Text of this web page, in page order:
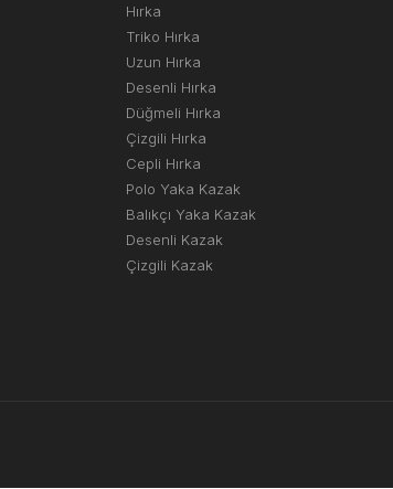
Hırka
Triko Hırka
Uzun Hırka
Desenli Hırka
Düğmeli Hırka
Çizgili Hırka
Cepli Hırka
Polo Yaka Kazak
Balıkçı Yaka Kazak
Desenli Kazak
Çizgili Kazak